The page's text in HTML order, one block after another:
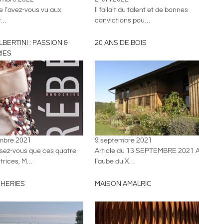
l’avez-vous vu aux
Il fallait du talent et de bonnes
convictions pou…
: PASSION &
2021
vous que ces quatre
M…
20 ANS DE BOIS
9 septembre 2021
Article du 13 SEPTEMBRE 2021
l’aube du X…
MAISON AMALRIC